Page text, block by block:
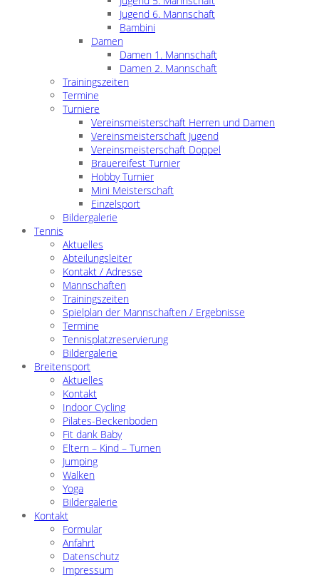
Jugend 6. Mannschaft
Bambini
Damen
Damen 1. Mannschaft
Damen 2. Mannschaft
Trainingszeiten
Termine
Turniere
Vereinsmeisterschaft Herren und Damen
Vereinsmeisterschaft Jugend
Vereinsmeisterschaft Doppel
Brauereifest Turnier
Hobby Turnier
Mini Meisterschaft
Einzelsport
Bildergalerie
Tennis
Aktuelles
Abteilungsleiter
Kontakt / Adresse
Mannschaften
Trainingszeiten
Spielplan der Mannschaften / Ergebnisse
Termine
Tennisplatzreservierung
Bildergalerie
Breitensport
Aktuelles
Kontakt
Indoor Cycling
Pilates-Beckenboden
Fit dank Baby
Eltern – Kind – Turnen
Jumping
Walken
Yoga
Bildergalerie
Kontakt
Formular
Anfahrt
Datenschutz
Impressum